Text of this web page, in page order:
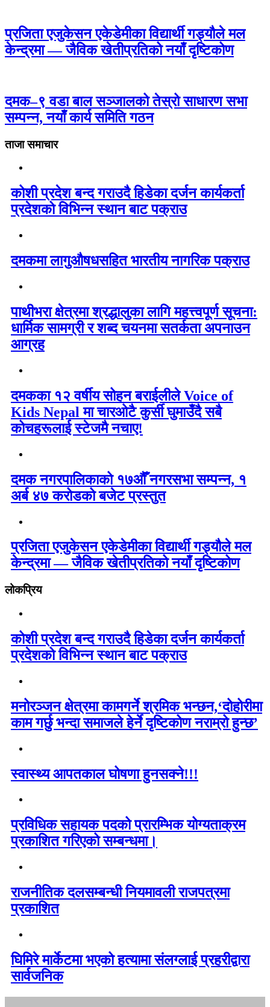
प्रजिता एजुकेसन एकेडेमीका विद्यार्थी गड्यौले मल
केन्द्रमा — जैविक खेतीप्रतिको नयाँ दृष्टिकोण
दमक–९ वडा बाल सञ्जालको तेस्रो साधारण सभा
सम्पन्न, नयाँ कार्य समिति गठन
ताजा समाचार
कोशी प्रदेश बन्द गराउदै हिडेका दर्जन कार्यकर्ता
प्रदेशको विभिन्न स्थान बाट पक्राउ
दमकमा लागुऔषधसहित भारतीय नागरिक पक्राउ
पाथीभरा क्षेत्रमा श्रद्धालुका लागि महत्त्वपूर्ण सूचना:
धार्मिक सामग्री र शब्द चयनमा सतर्कता अपनाउन
आग्रह
दमकका १२ वर्षीय सोहन बराईलीले Voice of
Kids Nepal मा चारओटै कुर्सी घुमाउँदै सबै
कोचहरूलाई स्टेजमै नचाए!
दमक नगरपालिकाको १७औँ नगरसभा सम्पन्न, १
अर्ब ४७ करोडको बजेट प्रस्तुत
प्रजिता एजुकेसन एकेडेमीका विद्यार्थी गड्यौले मल
केन्द्रमा — जैविक खेतीप्रतिको नयाँ दृष्टिकोण
लोकप्रिय
कोशी प्रदेश बन्द गराउदै हिडेका दर्जन कार्यकर्ता
प्रदेशको विभिन्न स्थान बाट पक्राउ
मनोरञ्जन क्षेत्रमा कामगर्ने श्रमिक भन्छन,‘दोहोरीमा
काम गर्छु भन्दा समाजले हेर्ने दृष्टिकोण नराम्रो हुन्छ’
स्वास्थ्य आपतकाल घोषणा हुनसक्ने!!!
प्रविधिक सहायक पदको प्रारम्भिक योग्यताक्रम
प्रकाशित गरिएको सम्बन्धमा।
राजनीतिक दलसम्बन्धी नियमावली राजपत्रमा
प्रकाशित
घिमिरे मार्केटमा भएको हत्यामा संलग्लाई प्रहरीद्वारा
सार्वजनिक